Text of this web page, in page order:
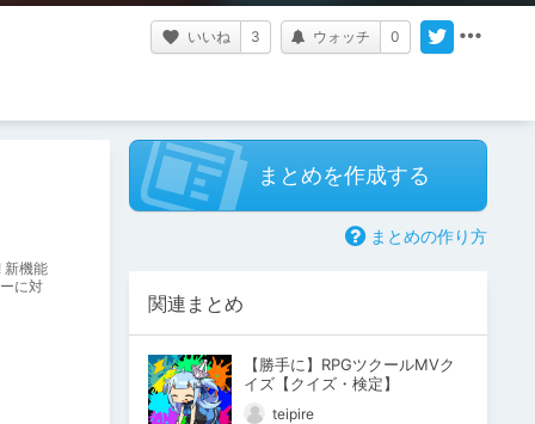
いいね 3 ウォッチ 0
新機能
に対
まとめを作成する
まとめの作り方
関連まとめ
【勝手に】RPGツクールMVク
イズ【クイズ・検定】
teipire